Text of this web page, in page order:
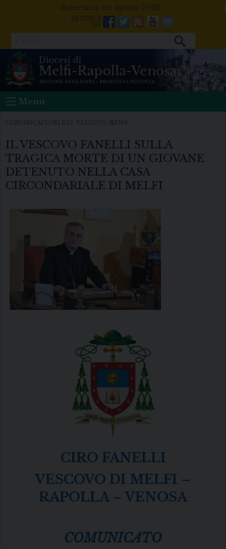
domenica 09 agosto 2026
Facebook
Twitter
FeedsYoutube
Mail
Menu
COMUNICAZIONI DEL VESCOVO NEWS
IL VESCOVO FANELLI SULLA
TRAGICA MORTE DI UN GIOVANE
DETENUTO NELLA CASA
CIRCONDARIALE DI MELFI
CIRO FANELLI
VESCOVO DI MELFI –
RAPOLLA – VENOSA
COMUNICATO